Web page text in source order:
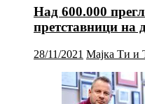
Над 600.000
претставници
28/11/2021 Мајка Ти и